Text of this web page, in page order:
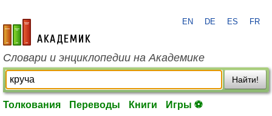
academic.ru
EN DE ES FR
Словари и энциклопедии на Академике
Найти!
Толкования Переводы Книги Игры ⚽